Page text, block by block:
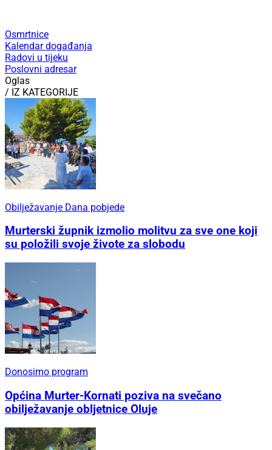
Osmrtnice
Kalendar događanja
Radovi u tijeku
Poslovni adresar
Oglas
/ IZ KATEGORIJE
Obilježavanje Dana pobjede
Murterski župnik izmolio molitvu za sve one koji
su položili svoje živote za slobodu
Donosimo program
Općina Murter-Kornati poziva na svečano
obilježavanje obljetnice Oluje